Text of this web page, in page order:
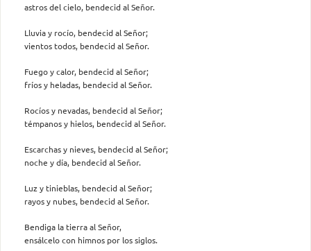
astros del cielo, bendecid al Señor.
Lluvia y rocío, bendecid al Señor;
vientos todos, bendecid al Señor.
Fuego y calor, bendecid al Señor;
fríos y heladas, bendecid al Señor.
Rocíos y nevadas, bendecid al Señor;
témpanos y hielos, bendecid al Señor.
Escarchas y nieves, bendecid al Señor;
noche y día, bendecid al Señor.
Luz y tinieblas, bendecid al Señor;
rayos y nubes, bendecid al Señor.
Bendiga la tierra al Señor,
ensálcelo con himnos por los siglos.